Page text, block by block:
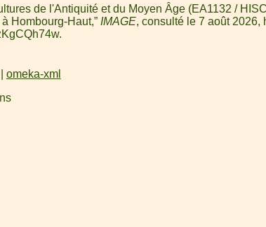
de l'Antiquité et du Moyen Âge (EA1132 /
Hombourg-Haut,” IMAGE, consulté le 7 août 2026,
.
omeka-xml